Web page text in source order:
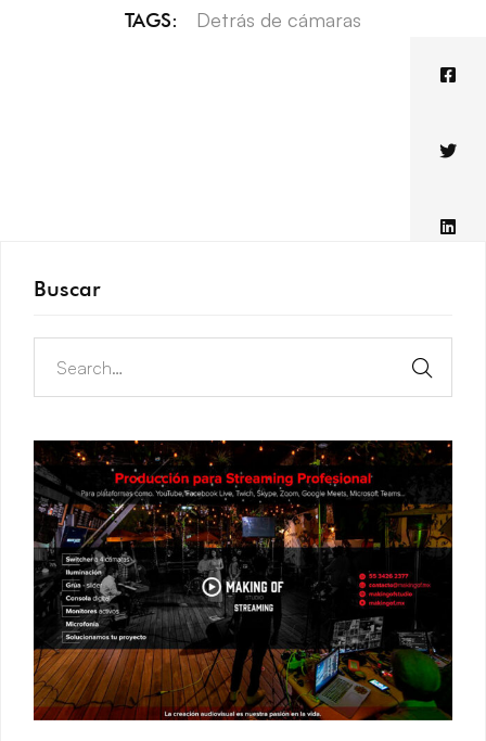
TAGS: Detrás de cámaras
Buscar